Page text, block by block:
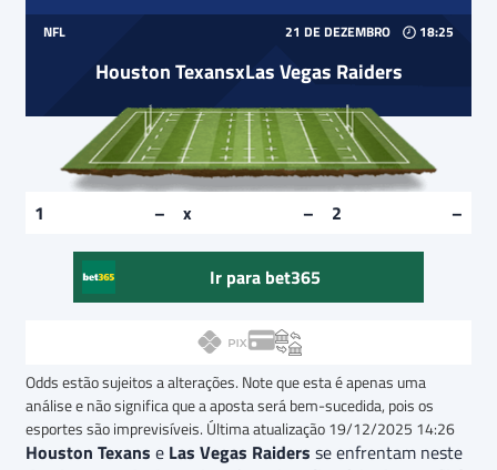
NFL 21 DE DEZEMBRO 18:25
Houston TexansxLas Vegas Raiders
– – –
Ir para bet365
Odds estão sujeitos a alterações. Note que esta é apenas uma
análise e não significa que a aposta será bem-sucedida, pois os
esportes são imprevisíveis. Última atualização19/12/2025 14:26
Houston Texans e Las Vegas Raiders se enfrentam neste